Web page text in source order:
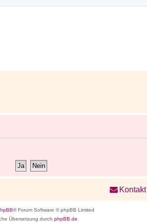
Kontakt
® Forum Software © phpBB Limited
Übersetzung durch phpBB.de